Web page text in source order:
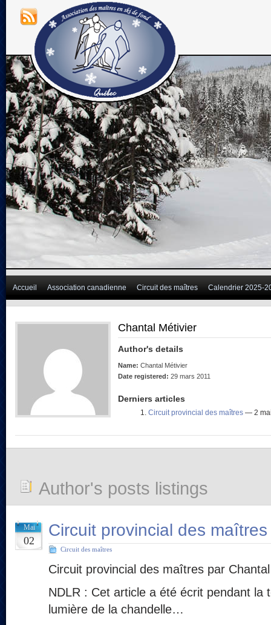
Accueil Association canadienne Circuit des maîtres Calendrier 2025-
Chantal Métivier
Author's details
Name: Chantal Métivier
Date registered: 29 mars 2011
Derniers articles
Circuit provincial des maîtres — 2
Author's posts listings
Mai
02
Circuit provincial des maîtres
Circuit des maîtres
Circuit provincial des maîtres par
NDLR : Cet article a été écrit pendant la
lumière de la chandelle…